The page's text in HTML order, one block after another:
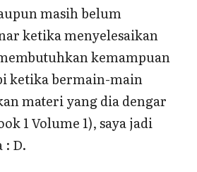
masih belum
ketika menyelesaikan
kemampuan
ketika bermain-main
materi yang dia dengar
1 Volume 1), saya jadi
: D.